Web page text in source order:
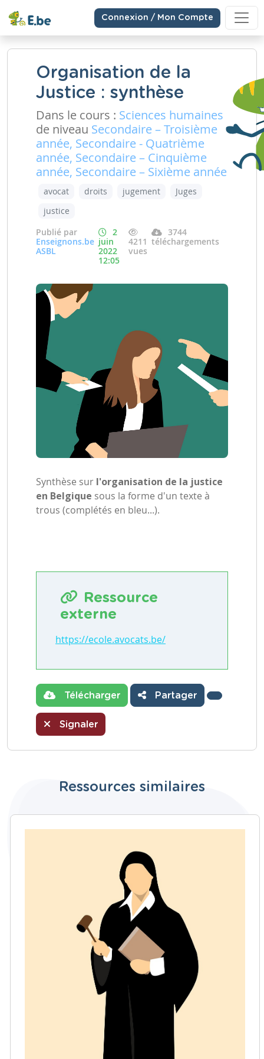
Connexion / Mon Compte
Organisation de la
Justice : synthèse
Dans le cours : Sciences humaines
de niveau Secondaire – Troisième
année, Secondaire - Quatrième
année, Secondaire – Cinquième
année, Secondaire – Sixième année
avocat droits jugement
Juges
justice
Publié par
Enseignons.be
ASBL
2
juin
2022
12:05
4211
vues
3744
téléchargements
Synthèse sur l'organisation de la justice
en Belgique sous la forme d'un texte à
trous (complétés en bleu...).
Ressource
externe
https://ecole.avocats.be/
Télécharger Partager
Signaler
Ressources similaires